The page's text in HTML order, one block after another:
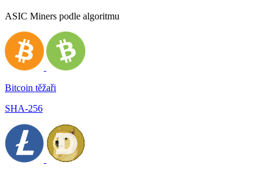
ASIC Miners podle algoritmu
Bitcoin těžaři
SHA-256